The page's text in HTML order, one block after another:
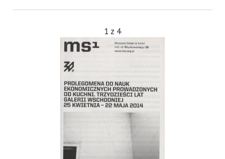
1 z 4